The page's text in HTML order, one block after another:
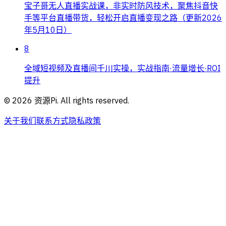
宝子哥无人直播实战课，非实时防风技术，聚焦抖音快
手等平台直播带货，轻松开启直播变现之路（更新2026
年5月10日）
8
全域短视频及直播间千川实操，实战指南·流量增长·ROI
提升
© 2026 资源Pi. All rights reserved.
关于我们联系方式隐私政策